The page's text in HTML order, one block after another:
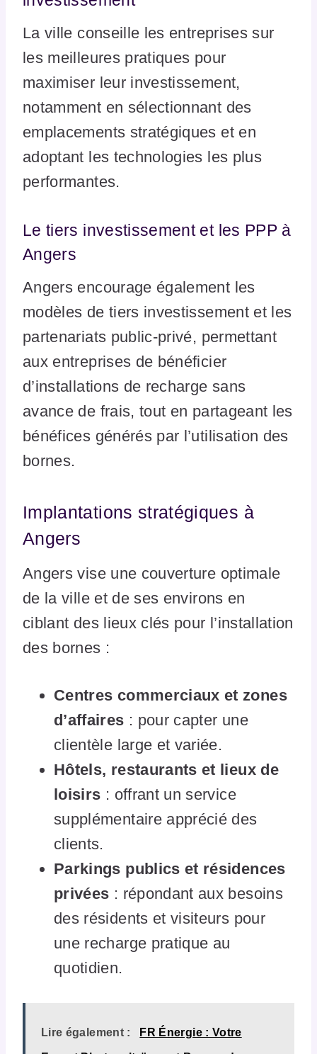
La ville conseille les entreprises sur
les meilleures pratiques pour
maximiser leur investissement,
notamment en sélectionnant des
emplacements stratégiques et en
adoptant les technologies les plus
performantes.
Le tiers investissement et les PPP à
Angers
Angers encourage également les
modèles de tiers investissement et les
partenariats public-privé, permettant
aux entreprises de bénéficier
d’installations de recharge sans
avance de frais, tout en partageant les
bénéfices générés par l’utilisation des
bornes.
Implantations stratégiques à
Angers
Angers vise une couverture optimale
de la ville et de ses environs en
ciblant des lieux clés pour l’installation
des bornes :
Centres commerciaux et zones
d’affaires : pour capter une
clientèle large et variée.
Hôtels, restaurants et lieux de
loisirs : offrant un service
supplémentaire apprécié des
clients.
Parkings publics et résidences
privées : répondant aux besoins
des résidents et visiteurs pour
une recharge pratique au
quotidien.
Lire également : FR Énergie : Votre